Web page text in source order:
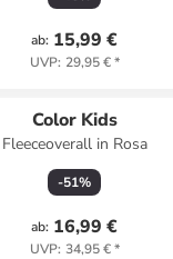
ab: 15,99 €
UVP: 29,95 €*
Color Kids
Fleeceoverall in Rosa
-51%
ab: 16,99 €
UVP: 34,95 €*